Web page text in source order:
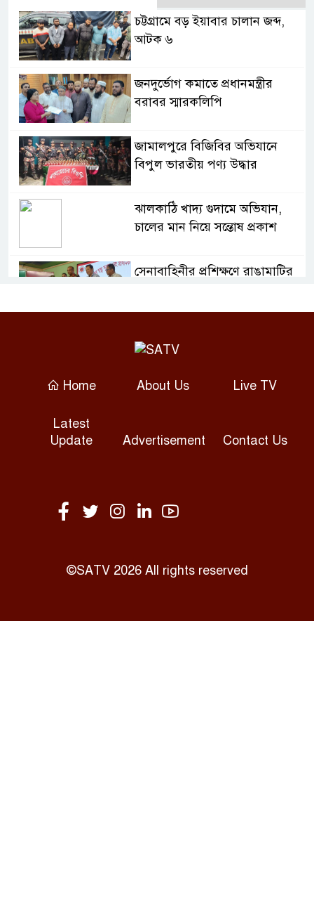
চট্টগ্রামে বড় ইয়াবার চালান জব্দ,
আটক ৬
জনদুর্ভোগ কমাতে প্রধানমন্ত্রীর
বরাবর স্মারকলিপি
জামালপুরে বিজিবির অভিযানে
বিপুল ভারতীয় পণ্য উদ্ধার
ঝালকাঠি খাদ্য গুদামে অভিযান,
চালের মান নিয়ে সন্তোষ প্রকাশ
সেনাবাহিনীর প্রশিক্ষণে রাঙামাটির
আগস্ট মনোনয়ন দাখিল
দোয়া ও আলোচনা সভা অনুষ্ঠিত।
বিরতির কারণ
যোগ দিতে পারেন হামজা চৌধুরী
Home About Us Live TV
Latest
Update
Advertisement Contact Us
©SATV 2026 All rights reserved